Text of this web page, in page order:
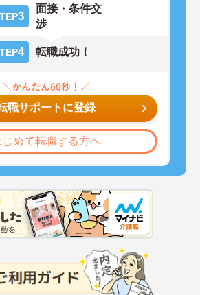
3
面接・条件交
渉
4 転職成功！
職サポートに登録
じめて転職する方へ